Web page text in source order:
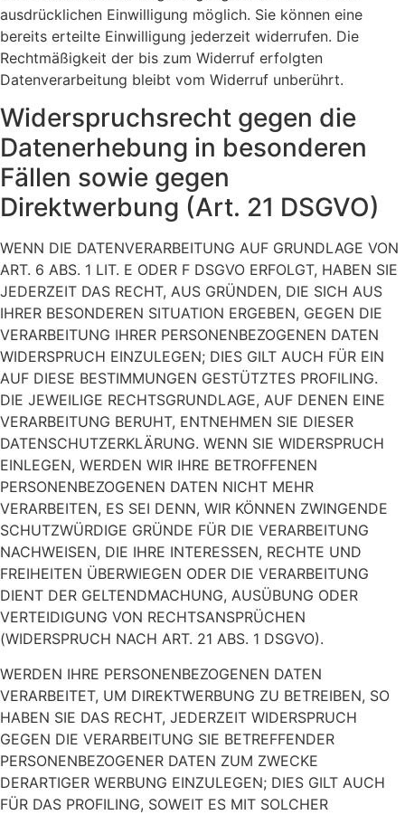
ausdrücklichen Einwilligung möglich. Sie können eine
bereits erteilte Einwilligung jederzeit widerrufen. Die
Rechtmäßigkeit der bis zum Widerruf erfolgten
Datenverarbeitung bleibt vom Widerruf unberührt.
Widerspruchsrecht gegen die
Datenerhebung in besonderen
Fällen sowie gegen
Direktwerbung (Art. 21 DSGVO)
WENN DIE DATENVERARBEITUNG AUF GRUNDLAGE VON
ART. 6 ABS. 1 LIT. E ODER F DSGVO ERFOLGT, HABEN SIE
JEDERZEIT DAS RECHT, AUS GRÜNDEN, DIE SICH AUS
IHRER BESONDEREN SITUATION ERGEBEN, GEGEN DIE
VERARBEITUNG IHRER PERSONENBEZOGENEN DATEN
WIDERSPRUCH EINZULEGEN; DIES GILT AUCH FÜR EIN
AUF DIESE BESTIMMUNGEN GESTÜTZTES PROFILING.
DIE JEWEILIGE RECHTSGRUNDLAGE, AUF DENEN EINE
VERARBEITUNG BERUHT, ENTNEHMEN SIE DIESER
DATENSCHUTZERKLÄRUNG. WENN SIE WIDERSPRUCH
EINLEGEN, WERDEN WIR IHRE BETROFFENEN
PERSONENBEZOGENEN DATEN NICHT MEHR
VERARBEITEN, ES SEI DENN, WIR KÖNNEN ZWINGENDE
SCHUTZWÜRDIGE GRÜNDE FÜR DIE VERARBEITUNG
NACHWEISEN, DIE IHRE INTERESSEN, RECHTE UND
FREIHEITEN ÜBERWIEGEN ODER DIE VERARBEITUNG
DIENT DER GELTENDMACHUNG, AUSÜBUNG ODER
VERTEIDIGUNG VON RECHTSANSPRÜCHEN
(WIDERSPRUCH NACH ART. 21 ABS. 1 DSGVO).
WERDEN IHRE PERSONENBEZOGENEN DATEN
VERARBEITET, UM DIREKTWERBUNG ZU BETREIBEN, SO
HABEN SIE DAS RECHT, JEDERZEIT WIDERSPRUCH
GEGEN DIE VERARBEITUNG SIE BETREFFENDER
PERSONENBEZOGENER DATEN ZUM ZWECKE
DERARTIGER WERBUNG EINZULEGEN; DIES GILT AUCH
FÜR DAS PROFILING, SOWEIT ES MIT SOLCHER